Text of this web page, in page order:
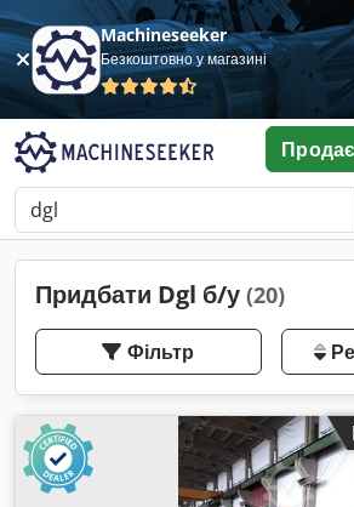
Machineseeker
Безкоштовно у магазині
Придбати Dgl б/у (20)
Фільтр